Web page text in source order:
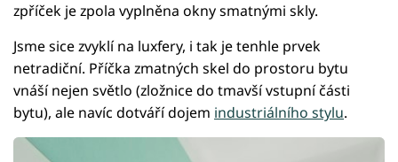
zpříček je zpola vyplněna okny smatnými skly.
Jsme sice zvyklí na luxfery, i tak je tenhle prvek
netradiční. Příčka zmatných skel do prostoru bytu
vnáší nejen světlo (zložnice do tmavší vstupní části
bytu), ale navíc dotváří dojem industriálního stylu.